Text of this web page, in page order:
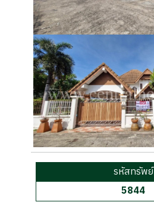
รหัสทรัพย์
5844